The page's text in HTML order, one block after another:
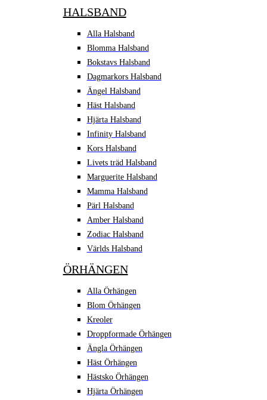
HALSBAND
Alla Halsband
Blomma Halsband
Bokstavs Halsband
Dagmarkors Halsband
Ängel Halsband
Häst Halsband
Hjärta Halsband
Infinity Halsband
Kors Halsband
Livets träd Halsband
Marguerite Halsband
Mamma Halsband
Pärl Halsband
Amber Halsband
Zodiac Halsband
Världs Halsband
ÖRHÄNGEN
Alla Örhängen
Blom Örhängen
Kreoler
Droppformade Örhängen
Ängla Örhängen
Häst Örhängen
Hästsko Örhängen
Hjärta Örhängen